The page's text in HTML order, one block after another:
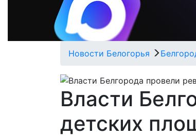
Новости Белогорья
Власти
детских